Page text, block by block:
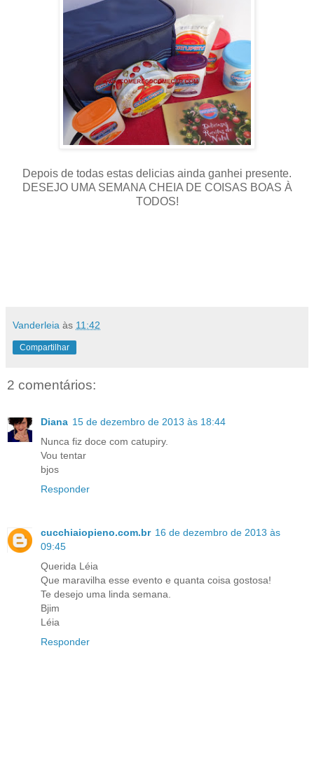
Depois de todas estas delicias ainda ganhei presente.
DESEJO UMA SEMANA CHEIA DE COISAS BOAS À
TODOS!
Vanderleia às 11:42
Compartilhar
2 comentários:
Diana 15 de dezembro de 2013 às 18:44
Nunca fiz doce com catupiry.
Vou tentar
bjos
Responder
cucchiaiopieno.com.br 16 de dezembro de 2013 às
09:45
Querida Léia
Que maravilha esse evento e quanta coisa gostosa!
Te desejo uma linda semana.
Bjim
Léia
Responder